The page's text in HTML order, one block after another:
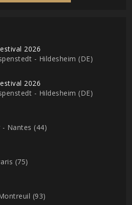
2026
- Hildesheim (DE)
2026
- Hildesheim (DE)
- Nantes (44)
(75)
(93)